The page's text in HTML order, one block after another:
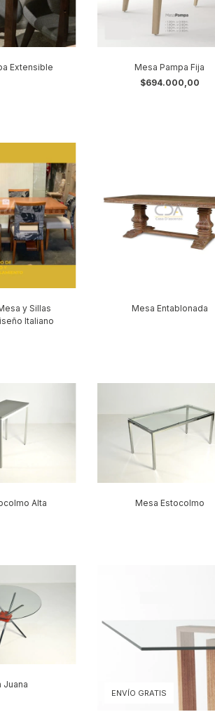
Extensible
Mesa Pampa Fija
$694.000,00
y Sillas
Italiano
Mesa Entablonada
Alta Mesa Estocolmo
Juana
ENVÍO GRATIS